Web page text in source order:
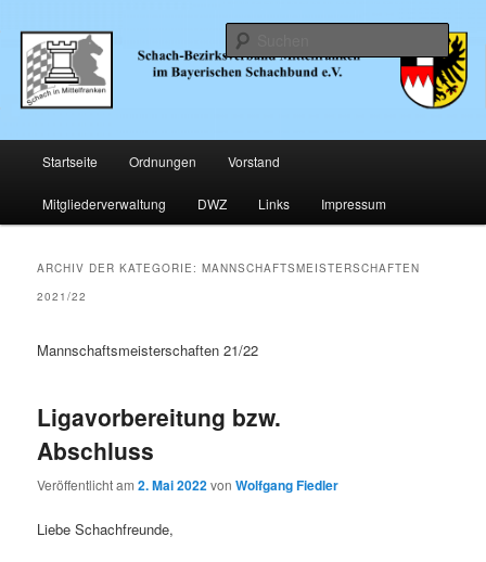
primären
Inhalt
springen
sekundären
Inhalt
springenSchachbezirk Mittelfranken
Startseite Ordnungen Vorstand
Mitgliederverwaltung DWZ Links Impressum
ARCHIV DER KATEGORIE:MANNSCHAFTSMEISTERSCHAFTEN
2021/22
Mannschaftsmeisterschaften 21/22
Ligavorbereitung bzw.
Abschluss
Veröffentlicht am2. Mai 2022vonWolfgang Fiedler
Liebe Schachfreunde,